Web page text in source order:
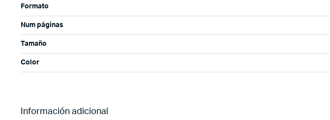
Formato
Num páginas
Tamaño
Color
Información adicional